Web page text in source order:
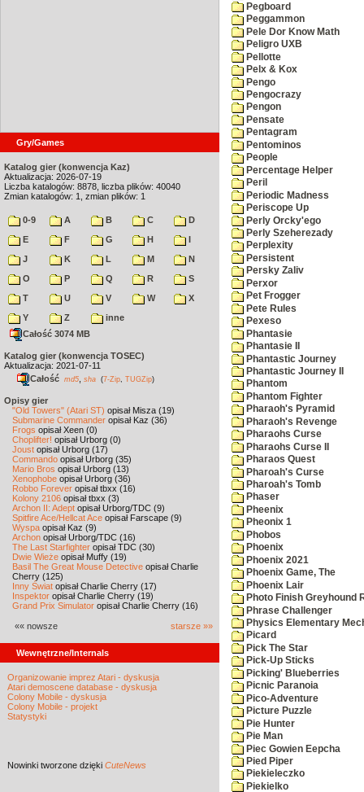
Gry/Games
Katalog gier (konwencja Kaz)
Aktualizacja: 2026-07-19
Liczba katalogów: 8878, liczba plików: 40040
Zmian katalogów: 1, zmian plików: 1
0-9 A B C
D
E
F G H
I
J
K L M
N
O
P Q R
S
T
U V W
X
Y
Z
inne
Całość 3074 MB
Katalog gier (konwencja TOSEC)
Aktualizacja: 2021-07-11
Całość md5 sha (7-Zip TUGZip)
Opisy gier
"Old Towers" (Atari ST) opisał Misza (19)
Submarine Commander opisał Kaz (36)
Frogs opisał Xeen (0)
Choplifter! opisał Urborg (0)
Joust opisał Urborg (17)
Commando opisał Urborg (35)
Mario Bros opisał Urborg (13)
Xenophobe opisał Urborg (36)
Robbo Forever opisał tbxx (16)
Kolony 2106 opisał tbxx (3)
Archon II: Adept opisał Urborg/TDC (9)
Spitfire Ace/Hellcat Ace opisał Farscape (9)
Wyspa opisał Kaz (9)
Archon opisał Urborg/TDC (16)
The Last Starfighter opisał TDC (30)
Dwie Wieże opisał Muffy (19)
Basil The Great Mouse Detective opisał Charlie
Cherry (125)
Inny Świat opisał Charlie Cherry (17)
Inspektor opisał Charlie Cherry (19)
Grand Prix Simulator opisał Charlie Cherry (16)
«« nowsze starsze »»
Wewnętrzne/Internals
Organizowanie imprez Atari - dyskusja
Atari demoscene database - dyskusja
Colony Mobile - dyskusja
Colony Mobile - projekt
Statystyki
Nowinki tworzone dzięki CuteNews
Pegboard
Peggammon
Pele Dor Know Math
Peligro UXB
Pellotte
Pelx & Kox
Pengo
Pengocrazy
Pengon
Pensate
Pentagram
Pentominos
People
Percentage Helper
Peril
Periodic Madness
Periscope Up
Perly Orcky'ego
Perly Szeherezady
Perplexity
Persistent
Persky Zaliv
Perxor
Pet Frogger
Pete Rules
Pexeso
Phantasie
Phantasie II
Phantastic Journey
Phantastic Journey II
Phantom
Phantom Fighter
Pharaoh's Pyramid
Pharaoh's Revenge
Pharaohs Curse
Pharaohs Curse II
Pharaos Quest
Pharoah's Curse
Pharoah's Tomb
Phaser
Pheenix
Pheonix 1
Phobos
Phoenix
Phoenix 2021
Phoenix Game, The
Phoenix Lair
Photo Finish Greyhound
Phrase Challenger
Physics Elementary
Picard
Pick The Star
Pick-Up Sticks
Picking' Blueberries
Picnic Paranoia
Pico-Adventure
Picture Puzzle
Pie Hunter
Pie Man
Piec Gowien Eepcha
Pied Piper
Piekieleczko
Piekielko